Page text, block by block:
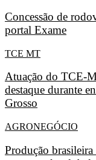
Concessão de
portal Exame
TCE MT
Atuação do TCE-
destaque durante
Grosso
AGRONEGÓCIO
Produção brasileira